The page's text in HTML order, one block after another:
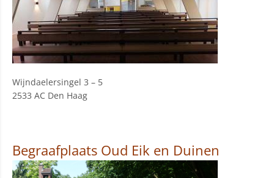
Wijndaelersingel 3 – 5
2533 AC Den Haag
Begraafplaats Oud Eik en Duinen